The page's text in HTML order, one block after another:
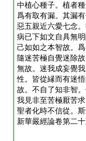
中植心種子。植者
爲有取有漏。其漏
惡五親近六愛七念
病已下如文自具無
己如如之本智故。
隨迷苦極自覺迷除
無故。迷我成妄覺
性。皆從縁而有迷
故。不自了知非智
我見非至苦極厭苦
聖者化時不信從。
新華嚴經論卷第二